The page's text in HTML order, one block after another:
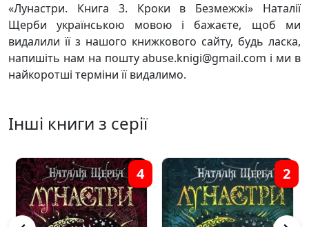
«Лунастри. Книга 3. Кроки в Безмежжі» Наталії
Щерби українською мовою і бажаєте, щоб ми
видалили її з нашого книжкового сайту, будь ласка,
напишіть нам на пошту abuse.knigi@gmail.com і ми в
найкоротші терміни її видалимо.
Інші книги з серії
4 2